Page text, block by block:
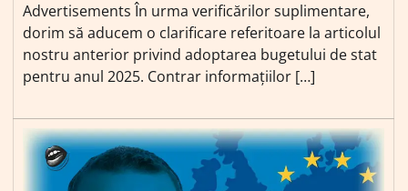
Advertisements În urma verificărilor suplimentare,
dorim să aducem o clarificare referitoare la articolul
nostru anterior privind adoptarea bugetului de stat
pentru anul 2025. Contrar informațiilor […]